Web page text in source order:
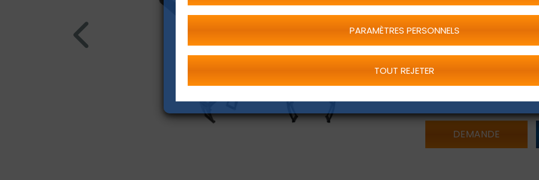
Article no.: 1216276
DEMANDE
PARAMÈTRES PERSONNELS
TOUT REJETER